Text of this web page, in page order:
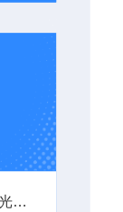
CCIT阳性样品制备(CCIT激光打孔)-上海奇宜仪器